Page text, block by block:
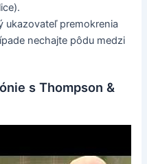
ukazovateľ premokrenia
nechajte pôdu medzi
s Thompson &